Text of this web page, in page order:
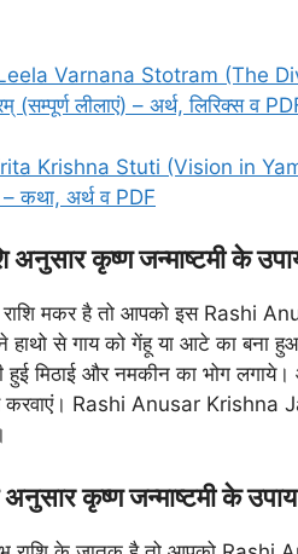
Varnana Stotram (The
(सम्पूर्ण लीलाएं) – अर्थ, लिरिक्स व
Krishna Stuti (Vision in
– कथा, अर्थ व PDF
अनुसार कृष्ण जन्माष्टमी के
मकर है तो आपको इस Rashi
से गाय को गेंहू या आटे का बना
मिठाई और नमकीन का भोग लगाये।
करवाएं। Rashi Anusar
कृष्ण जन्माष्टमी के उपाय